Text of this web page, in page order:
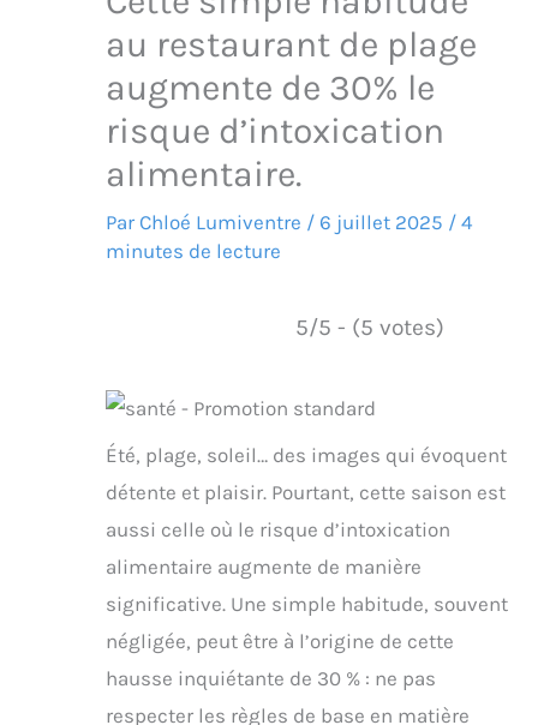
au restaurant de plage
augmente de 30% le
risque d’intoxication
alimentaire.
Par Chloé Lumiventre / 6 juillet 2025 / 4
minutes de lecture
5/5 - (5 votes)
Été, plage, soleil… des images qui évoquent
détente et plaisir. Pourtant, cette saison est
aussi celle où le risque d’intoxication
alimentaire augmente de manière
significative. Une simple habitude, souvent
négligée, peut être à l’origine de cette
hausse inquiétante de 30 % : ne pas
respecter les règles de base en matière